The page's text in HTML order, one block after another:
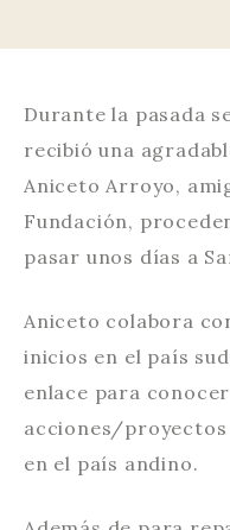
Durante la pasada
recibió una
Aniceto Arroyo,
Fundación,
pasar unos días a
Aniceto colabora
inicios en el país
enlace para
acciones/proyectos
en el país andino.